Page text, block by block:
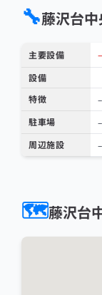
🔧藤沢台
主要設備 –
設備
特徴
–
駐車場
–
周辺施設
–
🗺️藤沢台